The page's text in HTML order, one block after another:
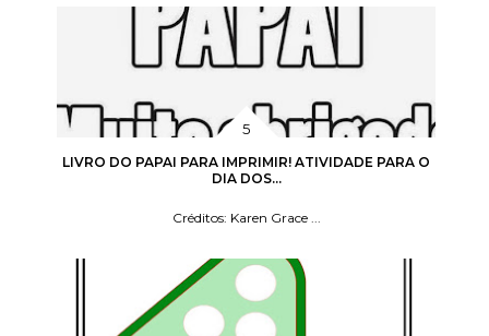
LIVRO DO PAPAI PARA IMPRIMIR! ATIVIDADE PARA O
DIA DOS...
Créditos: Karen Grace ...